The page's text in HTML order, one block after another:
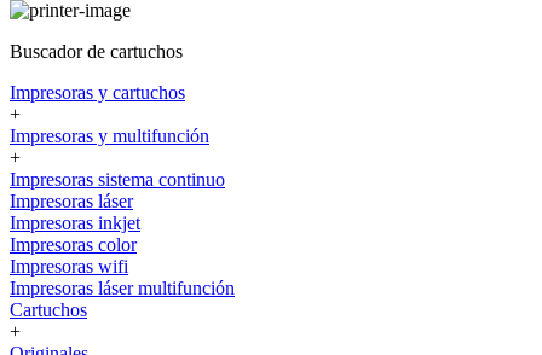
Buscador de cartuchos
Impresoras y cartuchos
+
Impresoras y multifunción
+
Impresoras sistema continuo
Impresoras láser
Impresoras inkjet
Impresoras color
Impresoras wifi
Impresoras láser multifunción
Cartuchos
+